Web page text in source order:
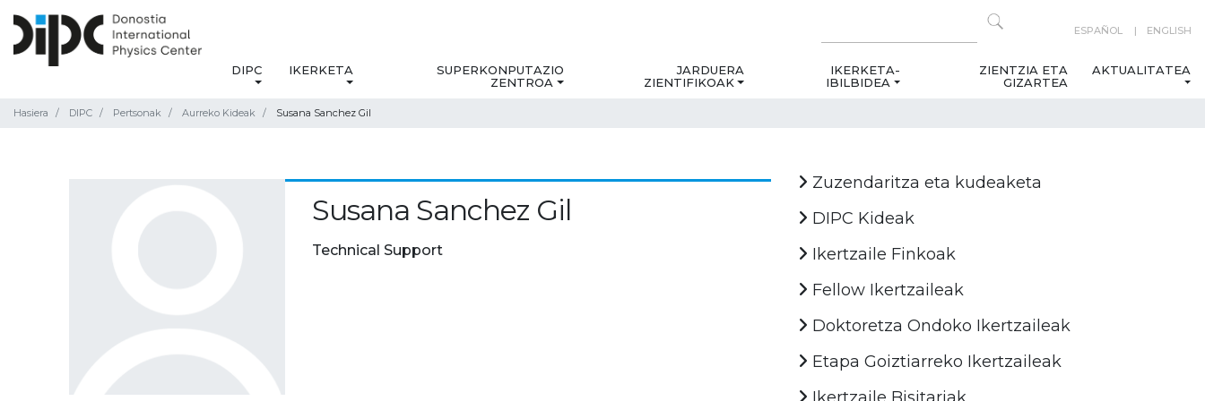
ESPAÑOL ENGLISH
DIPC IKERKETA
SUPERKONPUTAZIO
ZENTROA
JARDUERA
ZIENTIFIKOAK
IKERKETA-
IBILBIDEA
ZIENTZIA ETA
GIZARTEA
AKTUALITATEA
Hasiera DIPC Pertsonak Aurreko Kideak Susana Sanchez Gil
Susana Sanchez Gil
Technical Support
Zuzendaritza eta kudeaketa
DIPC Kideak
Ikertzaile Finkoak
Fellow Ikertzaileak
Doktoretza Ondoko Ikertzaileak
Etapa Goiztiarreko Ikertzaileak